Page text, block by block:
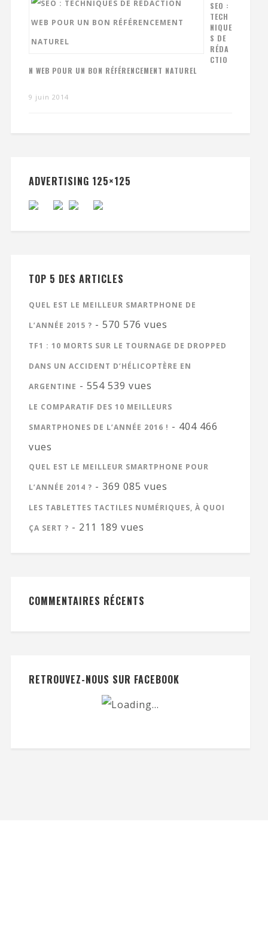
SEO :
TECH
NIQUE
S DE
RÉDA
CTIO
N WEB POUR UN BON RÉFÉRENCEMENT NATUREL
9 juin 2014
ADVERTISING 125×125
TOP 5 DES ARTICLES
QUEL EST LE MEILLEUR SMARTPHONE DE
L’ANNÉE 2015 ? - 570 576 vues
TF1 : 10 MORTS SUR LE TOURNAGE DE DROPPED
DANS UN ACCIDENT D’HÉLICOPTÈRE EN
ARGENTINE - 554 539 vues
LE COMPARATIF DES 10 MEILLEURS
SMARTPHONES DE L’ANNÉE 2016 ! - 404 466
vues
QUEL EST LE MEILLEUR SMARTPHONE POUR
L’ANNÉE 2014 ? - 369 085 vues
LES TABLETTES TACTILES NUMÉRIQUES, À QUOI
ÇA SERT ? - 211 189 vues
COMMENTAIRES RÉCENTS
RETROUVEZ-NOUS SUR FACEBOOK